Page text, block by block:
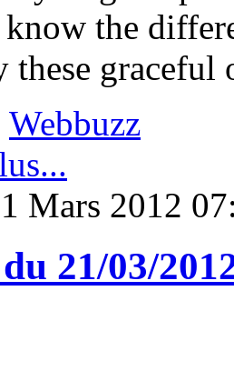
the
these
Webbuzz
Mars 2012
21/03/